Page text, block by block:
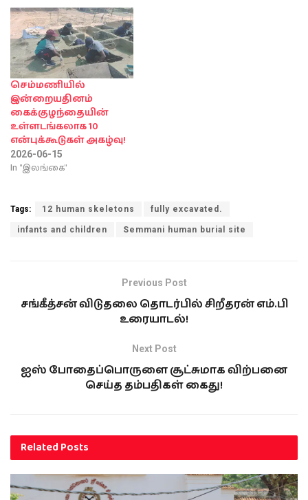
செம்மணியில்
இன்றையதினம்
கைக்குழந்தையின்
உள்ளடங்கலாக 10
என்புக்கூடுகள் அகழ்வு!
2026-06-15
In "இலங்கை"
Tags: 12 human skeletons fully excavated.
infants and children Semmani human burial site
Previous Post
சங்கீத்சன் விடுதலை தொடர்பில் சிறீதரன் எம்.பி
உரையாடல்!
Next Post
ஐஸ் போதைப்பொருளை சூட்சுமாக விற்பனை
செய்த தம்பதிகள் கைது!
RelatedPosts